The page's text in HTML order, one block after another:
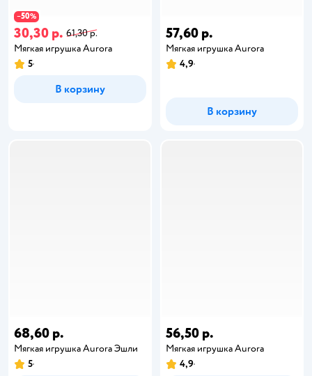
−50%
30,30 р. 61,30 р.
Мягкая игрушка Aurora
5
В корзину
57,60 р.
Мягкая игрушка Aurora
4,9
В корзину
68,60 р.
Мягкая игрушка Aurora Эшли
5
56,50 р.
Мягкая игрушка Aurora
4,9